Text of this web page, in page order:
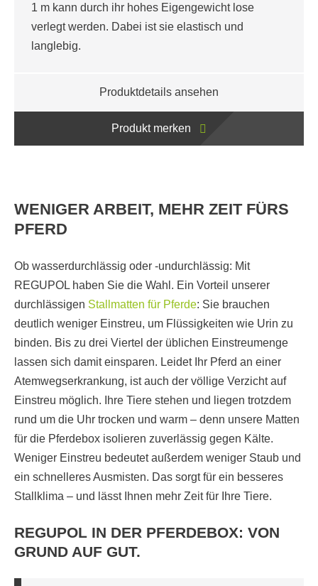
Eigengewicht lose
ist sie elastisch und
und einen weichen,
Dabei ist sie leicht zu
WENIGER ARBEIT, MEHR ZEIT FÜRS
PFERD
Ob wasserdurchlässig oder -undurchlässig: Mit
REGUPOL haben Sie die Wahl. Ein Vorteil unserer
durchlässigen Stallmatten für Pferde: Sie brauchen
deutlich weniger Einstreu, um Flüssigkeiten wie Urin zu
binden. Bis zu drei Viertel der üblichen Einstreumenge
lassen sich damit einsparen. Leidet Ihr Pferd an einer
Atemwegserkrankung, ist auch der völlige Verzicht auf
Einstreu möglich. Ihre Tiere stehen und liegen trotzdem
rund um die Uhr trocken und warm – denn unsere Matten
für die Pferdebox isolieren zuverlässig gegen Kälte.
Weniger Einstreu bedeutet außerdem weniger Staub und
ein schnelleres Ausmisten. Das sorgt für ein besseres
Stallklima – und lässt Ihnen mehr Zeit für Ihre Tiere.
REGUPOL IN DER PFERDEBOX: VON
GRUND AUF GUT.